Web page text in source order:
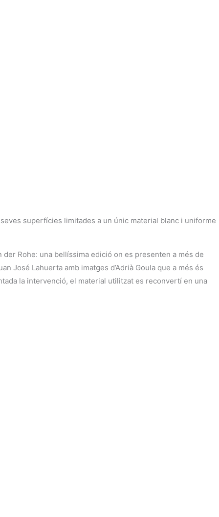
superfícies limitades a un únic material blanc i uniforme
Rohe: una bellíssima edició on es presenten a més de
José Lahuerta amb imatges d’Adrià Goula que a més és
la intervenció, el material utilitzat es reconvertí en una